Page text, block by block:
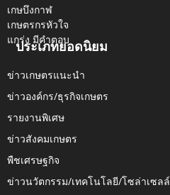
ประเภทยอดนิยม
ข่าวเกษตรแนะนำ
ข่าวองค์กร/ธุรกิจเกษตร
รายงานพิเศษ
ข่าวสังคมเกษตร
พืชเศรษฐกิจ
ข่าวนวัตกรรม/เทคโนโลยี/โซล่าเซลล์